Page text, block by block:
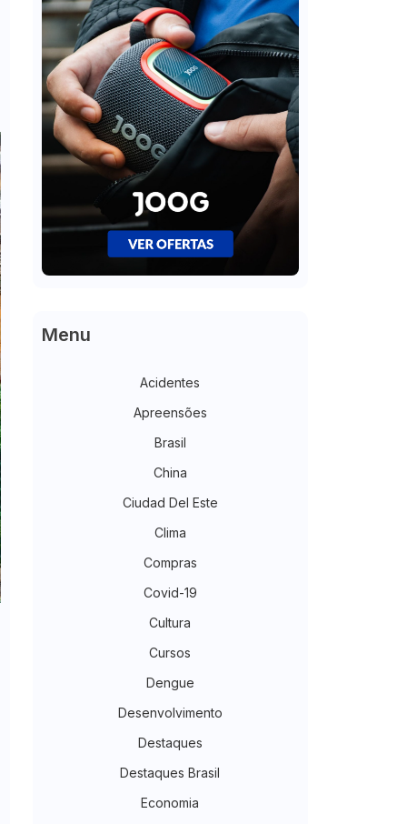
Menu
Acidentes
Apreensões
Brasil
China
Ciudad Del Este
Clima
Compras
Covid-19
Cultura
Cursos
Dengue
Desenvolvimento
Destaques
Destaques Brasil
Economia